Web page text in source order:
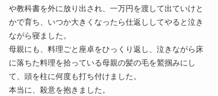
や教科書を外に放り出され、一万円を渡して出ていけと
かで育ち、いつか大きくなったら仕返ししてやると泣き
ながら寝ました。
母親にも、料理ごと座卓をひっくり返し、泣きながら床
に落ちた料理を拾っている母親の髪の毛を鷲掴みにし
て、頭を柱に何度も打ち付けました。
本当に、殺意を抱きました。